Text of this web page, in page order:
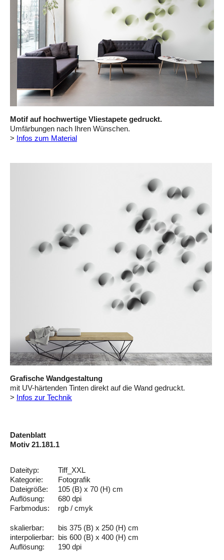
Motif auf hochwertige Vliestapete gedruckt.
Umfärbungen nach Ihren Wünschen.
> Infos zum Material
Grafische Wandgestaltung
mit UV-härtenden Tinten direkt auf die Wand gedruckt.
> Infos zur Technik
Datenblatt
Motiv 21.181.1
Dateityp:
Tiff_XXL
Kategorie:
Fotografik
Dateigröße:
105 (B) x 70 (H) cm
Auflösung:
680 dpi
Farbmodus:
rgb / cmyk
skalierbar:
bis 375 (B) x 250 (H) cm
interpolierbar: bis 600 (B) x 400 (H) cm
Auflösung:
190 dpi